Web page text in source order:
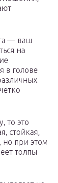
— ваш
на
в голове
то это
стойкая,
но при этом
толпы